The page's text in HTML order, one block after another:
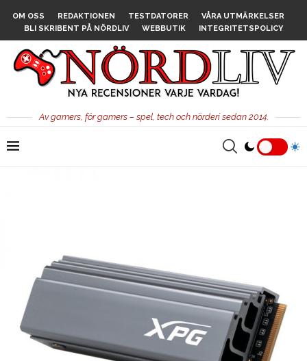
OM OSS REDAKTIONEN TESTDATORER
VÅRA UTMÄRKELSER
BLI SKRIBENT PÅ NÖRDLIV
WEBBUTIK INTEGRITETSPOLICY
Av gamers, för gamers – spel, tech och nörderi sedan 2014.